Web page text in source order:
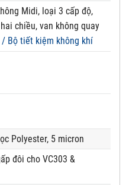
Midi, loại 3 cấp độ,
chiều, van không quay
Bộ tiết kiệm không khí
Polyester, 5 micron
đôi cho VC303 &